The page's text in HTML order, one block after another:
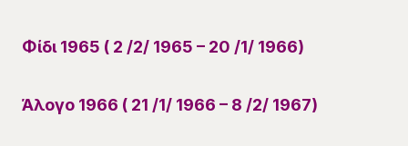
Φίδι 1965 ( 2 /2/ 1965 – 20 /1/ 1966)
Άλογο 1966 ( 21 /1/ 1966 – 8 /2/ 1967)